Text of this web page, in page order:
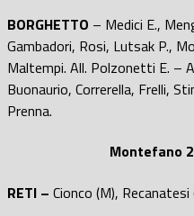
BORGHETTO – Medici E.,
Gambadori, Rosi, Lutsak P.,
Maltempi. All. Polzonetti E. –
Buonaurio, Correrella, Frelli,
Prenna.
Montefano
RETI – Cionco (M),